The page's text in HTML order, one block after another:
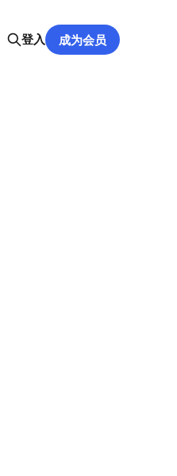
登入 成为会员